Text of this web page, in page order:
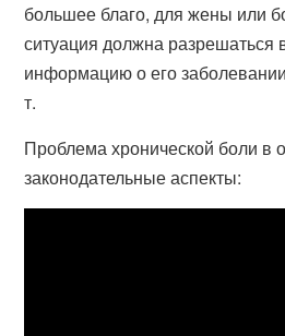
большее благо, для жены или
ситуация должна разрешаться
информацию о его
т.
Проблема хронической боли в
законодательные аспекты: